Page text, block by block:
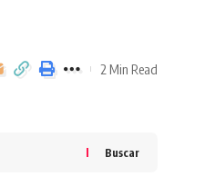
2 Min Read
Buscar